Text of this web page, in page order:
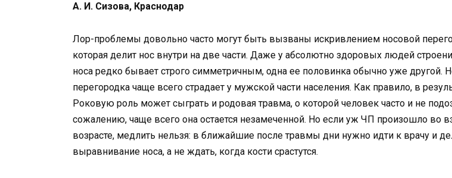
А. И. Сизова, Краснодар
Лор-проблемы довольно часто могут быть вызваны искривлением носовой
которая делит нос внутри на две части. Даже у абсолютно здоровых людей
носа редко бывает строго симметричным, одна ее половинка обычно уже другой.
перегородка чаще всего страдает у мужской части населения. Как правило, в
Роковую роль может сыграть и родовая травма, о которой человек часто и не
сожалению, чаще всего она остается незамеченной. Но если уж ЧП произошло во
возрасте, медлить нельзя: в ближайшие после травмы дни нужно идти к врачу и
выравнивание носа, а не ждать, когда кости срастутся.